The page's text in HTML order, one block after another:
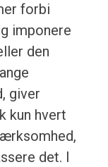
forbi
imponere
den
giver
kun hvert
det. I